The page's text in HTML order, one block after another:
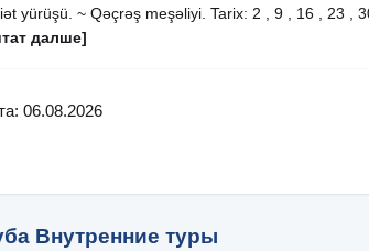
yürüşü. ~ Qəçrəş meşəliyi. Tarix: 2 , 9 , 16 , 23 ,
далше]
06.08.2026
Внутренние туры